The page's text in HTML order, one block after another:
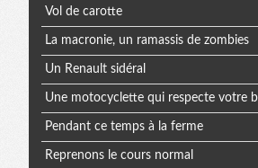
Vol de carotte
La macronie, un ramassis de zombies
Un Renault sidéral
Une motocyclette qui respecte votre
Pendant ce temps à la ferme
Reprenons le cours normal